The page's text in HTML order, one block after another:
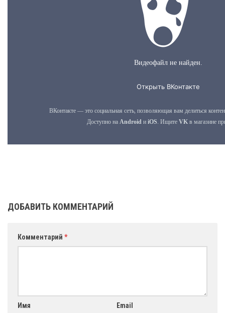
ДОБАВИТЬ КОММЕНТАРИЙ
Комментарий *
Имя Email